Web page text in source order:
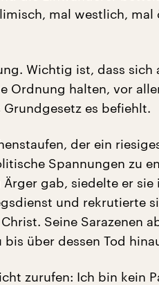
mal westlich, mal
Wichtig ist, dass sich
Ordnung halten, vor
Grundgesetz es befiehlt.
der ein
Spannungen zu
gab, siedelte er sie
und rekrutierte
Seine Sarazenen
über dessen Tod
zurufen: Ich bin kein